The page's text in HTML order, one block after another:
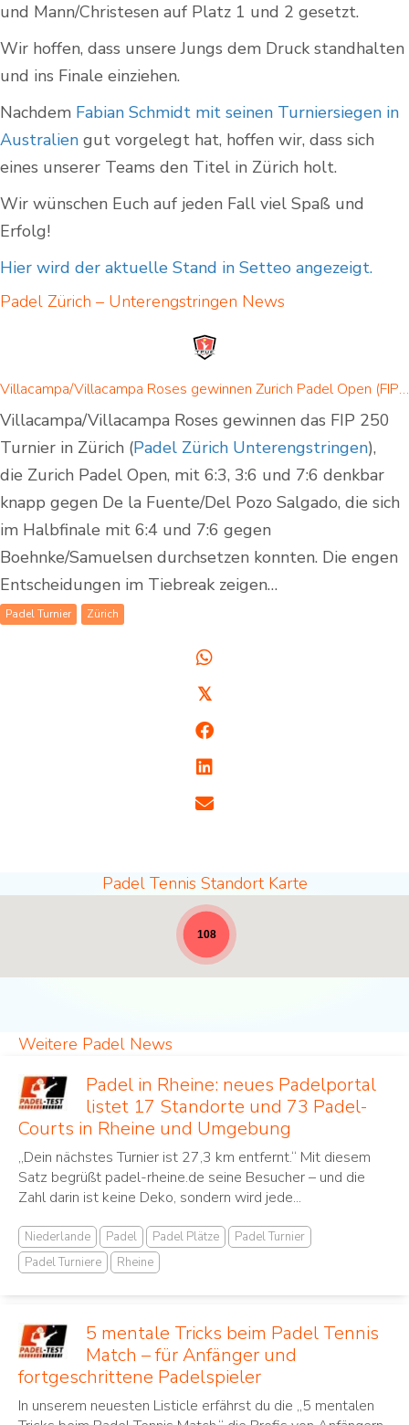
und Mann/Christesen auf Platz 1 und 2 gesetzt.
Wir hoffen, dass unsere Jungs dem Druck standhalten
und ins Finale einziehen.
Nachdem Fabian Schmidt mit seinen Turniersiegen in
Australien gut vorgelegt hat, hoffen wir, dass sich
eines unserer Teams den Titel in Zürich holt.
Wir wünschen Euch auf jeden Fall viel Spaß und
Erfolg!
Hier wird der aktuelle Stand in Setteo angezeigt.
Padel Zürich – Unterengstringen News
Villacampa/Villacampa Roses gewinnen Zurich Padel Open (FIP 250)
Villacampa/Villacampa Roses gewinnen das FIP 250
Turnier in Zürich (Padel Zürich Unterengstringen),
die Zurich Padel Open, mit 6:3, 3:6 und 7:6 denkbar
knapp gegen De la Fuente/Del Pozo Salgado, die sich
im Halbfinale mit 6:4 und 7:6 gegen
Boehnke/Samuelsen durchsetzen konnten. Die engen
Entscheidungen im Tiebreak zeigen…
Padel Turnier Zürich
𝕏
Padel Tennis Standort Karte
Padel Standorte - volle Breite für News [19]
108
Weitere Padel News
Padel in Rheine: neues Padelportal
listet 17 Standorte und 73 Padel-
Courts in Rheine und Umgebung
„Dein nächstes Turnier ist 27,3 km entfernt.“ Mit diesem
Satz begrüßt padel-rheine.de seine Besucher – und die
Zahl darin ist keine Deko, sondern wird jede...
Niederlande Padel Padel Plätze
Padel Turnier
Padel Turniere
Rheine
5 mentale Tricks beim Padel Tennis
Match – für Anfänger und
fortgeschrittene Padelspieler
In unserem neuesten Listicle erfährst du die „5 mentalen